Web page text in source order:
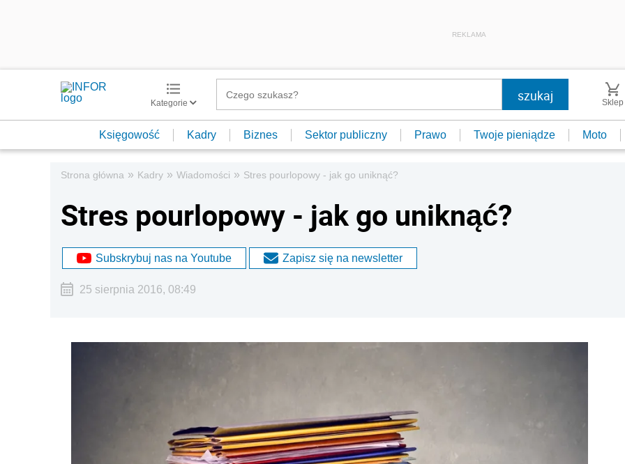
REKLAMA
Kategorie Sklep
Księgowość Kadry Biznes Sektor publiczny Prawo Twoje pieniądze Moto
Strona główna » Kadry » Wiadomości » Stres pourlopowy - jak go uniknąć?
Stres pourlopowy - jak go uniknąć?
Subskrybuj nas na Youtube Zapisz się na newsletter
25 sierpnia 2016, 08:49